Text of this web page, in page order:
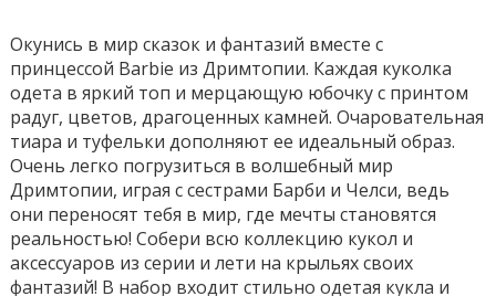
Окунись в мир сказок и фантазий вместе с
принцессой Barbie из Дримтопии. Каждая куколка
одета в яркий топ и мерцающую юбочку c принтом
радуг, цветов, драгоценных камней. Очаровательная
тиара и туфельки дополняют ее идеальный образ.
Очень легко погрузиться в волшебный мир
Дримтопии, играя с сестрами Барби и Челси, ведь
они переносят тебя в мир, где мечты становятся
реальностью! Собери всю коллекцию кукол и
аксессуаров из серии и лети на крыльях своих
фантазий! В набор входит стильно одетая кукла и